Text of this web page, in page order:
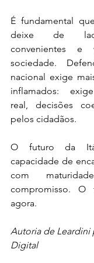
É fundamental
deixe de
convenientes
sociedade.
nacional exige
inflamados:
real, decisões
pelos cidadãos.
O futuro da
capacidade de
com
compromisso.
agora.
Autoria de Leardini
Digital